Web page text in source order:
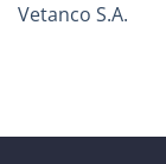
Vetanco S.A.